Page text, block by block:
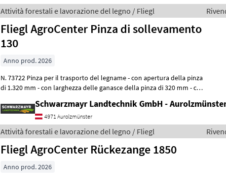
Attività forestali e lavorazione del legno / Fliegl
Fliegl AgroCenter Pinza di sollevamento
130
Anno prod. 2026
N. 73722 Pinza per il trasporto del legname - con apertura della pinza
di 1.320 mm - con larghezza delle ganasce della pinza di 320 mm - con
Schwarzmayr Landtechnik GmbH -
4971 Aurolzmünster
Attività forestali e lavorazione del legno / Fliegl
Fliegl AgroCenter Rückezange 1850
Anno prod. 2026